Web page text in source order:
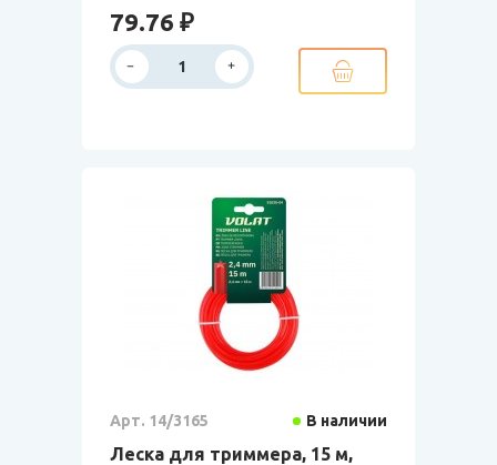
79.76 ₽
Арт. 14/3165 В наличии
Леска для триммера, 15 м,